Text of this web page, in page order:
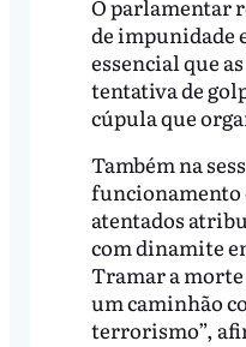
O parlamentar
de impunidade
essencial que
tentativa de
cúpula que
Também na
funcionamento
atentados
com dinamite
Tramar a
um caminhão
terrorismo”,